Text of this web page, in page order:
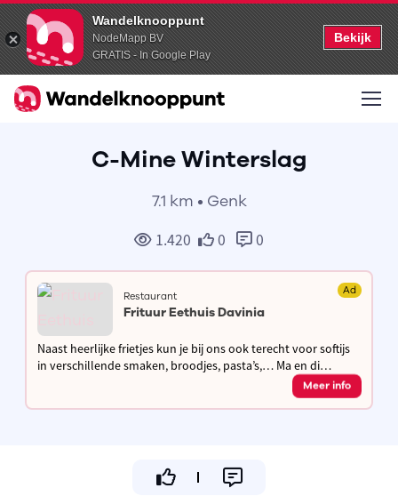
Wandelknooppunt
NodeMapp BV
GRATIS - In Google Play
Bekijk
C-Mine Winterslag
7.1 km • Genk
1.420 0 0
Restaurant Ad
Frituur Eethuis Davinia
Naast heerlijke frietjes kun je bij ons ook terecht voor softijs
in verschillende smaken, broodjes, pasta’s,… Ma en di
gesloten, andere dagen open van 11.30u tot 13.30u en van
Meer info